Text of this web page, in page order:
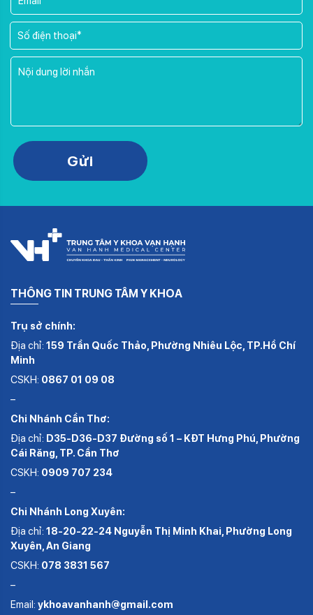
THÔNG TIN TRUNG TÂM Y KHOA
Trụ sở chính:
Địa chỉ: 159 Trần Quốc Thảo, Phường Nhiêu Lộc, TP.Hồ Chí
Minh
CSKH: 0867 01 09 08
–
Chi Nhánh Cần Thơ:
Địa chỉ: D35-D36-D37 Đường số 1 – KĐT Hưng Phú, Phường
Cái Răng, TP. Cần Thơ
CSKH: 0909 707 234
–
Chi Nhánh Long Xuyên:
Địa chỉ: 18-20-22-24 Nguyễn Thị Minh Khai, Phường Long
Xuyên, An Giang
CSKH: 078 3831 567
–
Email: ykhoavanhanh@gmail.com
Please leave this field empty.
Gửi